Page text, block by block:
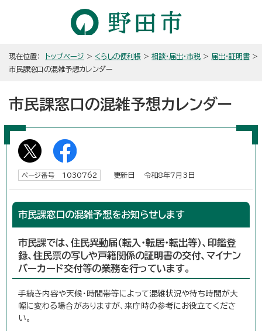
現在位置： トップページ > くらしの便利帳 > 相談・届出・市税 > 届出・証明書 >
市民課窓口の混雑予想カレンダー
市民課窓口の混雑予想カレンダー
ページ番号 1030762 更新日 令和8年7月3日
市民課窓口の混雑予想をお知らせします
市民課では、住民異動届（転入・転居・転出等）、印鑑登
録、住民票の写しや戸籍関係の証明書の交付、マイナン
バーカード交付等の業務を行っています。
手続き内容や天候・時間帯等によって混雑状況や待ち時間が大
幅に変わる場合がありますが、来庁時の参考にお役立てくださ
い。